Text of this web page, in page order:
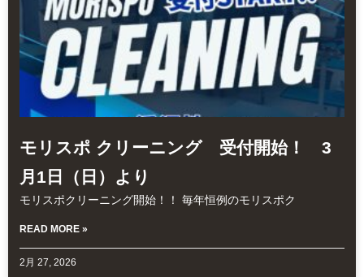
モリスポ クリーニング 受付開始！ 3
月1日（日）より
モリスポクリーニング開始！！ 毎年恒例のモリスポク
READ MORE »
2月 27, 2026